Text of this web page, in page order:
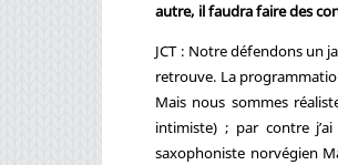
autre, il faudra faire des
JCT : Notre défendons un
retrouve. La
Mais nous sommes
intimiste) ; par contre
saxophoniste norvégien